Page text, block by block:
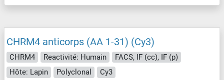
CHRM4 anticorps (AA 1-31) (Cy3)
CHRM4 Reactivité: Humain
FACS, IF (cc), IF (p)
Hôte: Lapin
Polyclonal Cy3